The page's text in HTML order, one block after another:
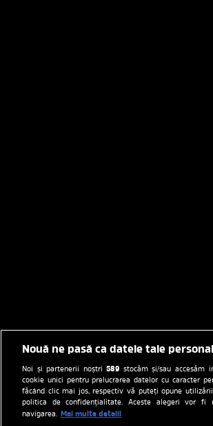
Nouă ne pasă ca datele tale
Noi și partenerii noștri589 stocăm și/sau accesăm
cookie unici pentru prelucrarea datelor cu caracter
făcând clic mai jos, respectiv vă puteți opune
politica de confidențialitate. Aceste alegeri vor
navigarea. Mai multe detalii